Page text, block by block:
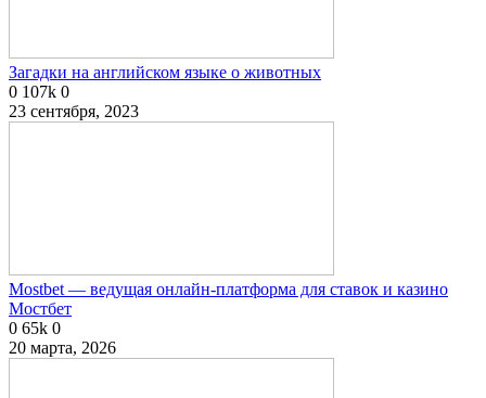
Загадки на английском языке о животных
0 107k 0
23 сентября, 2023
Mostbet — ведущая онлайн-платформа для ставок и казино
Мостбет
0 65k 0
20 марта, 2026